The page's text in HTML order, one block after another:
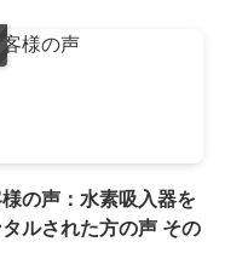
の声：水素吸入器を
タルされた方の声 その